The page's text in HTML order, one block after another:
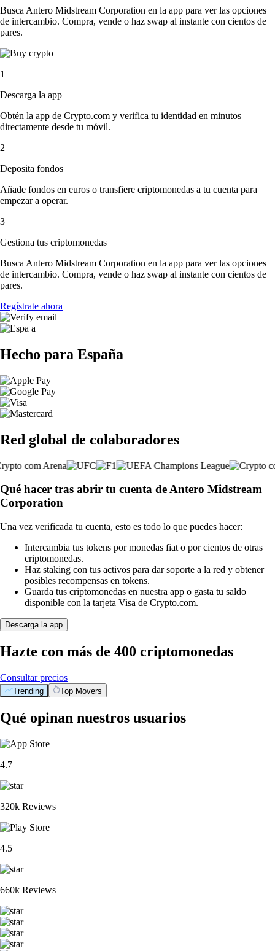
Busca Antero Midstream Corporation en la app para ver las opciones
de intercambio. Compra, vende o haz swap al instante con cientos de
pares.
1
Descarga la app
Obtén la app de Crypto.com y verifica tu identidad en minutos
directamente desde tu móvil.
2
Deposita fondos
Añade fondos en euros o transfiere criptomonedas a tu cuenta para
empezar a operar.
3
Gestiona tus criptomonedas
Busca Antero Midstream Corporation en la app para ver las opciones
de intercambio. Compra, vende o haz swap al instante con cientos de
pares.
Regístrate ahora
Hecho para España
Red global de colaboradores
Qué hacer tras abrir tu cuenta de Antero Midstream
Corporation
Una vez verificada tu cuenta, esto es todo lo que puedes hacer:
Intercambia tus tokens por monedas fiat o por cientos de otras
criptomonedas.
Haz staking con tus activos para dar soporte a la red y obtener
posibles recompensas en tokens.
Guarda tus criptomonedas en nuestra app o gasta tu saldo
disponible con la tarjeta Visa de Crypto.com.
Descarga la app
Hazte con más de 400 criptomonedas
Consultar precios
Trending Top Movers
Qué opinan nuestros usuarios
4.7
320k Reviews
4.5
660k Reviews